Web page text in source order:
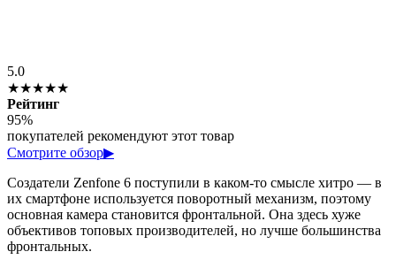
5.0
★★★★★
Рейтинг
95%
покупателей рекомендуют этот товар
Смотрите обзор▶
Создатели Zenfone 6 поступили в каком-то смысле хитро — в
их смартфоне используется поворотный механизм, поэтому
основная камера становится фронтальной. Она здесь хуже
объективов топовых производителей, но лучше большинства
фронтальных.